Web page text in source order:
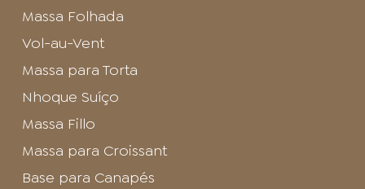
Massa Folhada
Vol-au-Vent
Massa para Torta
Nhoque Suíço
Massa Fillo
Massa para Croissant
Base para Canapés